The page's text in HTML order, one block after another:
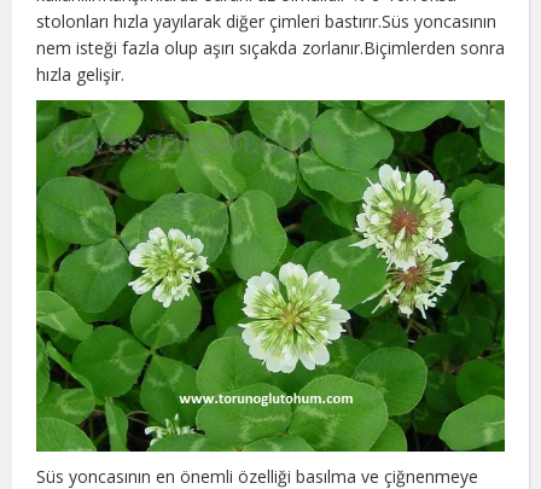
stolonları hızla yayılarak diğer çimleri bastırır.Süs yoncasının
nem isteği fazla olup aşırı sıçakda zorlanır.Biçimlerden sonra
hızla gelişir.
Süs yoncasının en önemli özelliği basılma ve çiğnenmeye